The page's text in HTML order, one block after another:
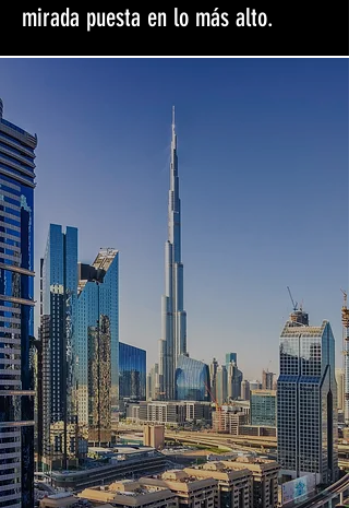
mirada puesta en lo más alto.